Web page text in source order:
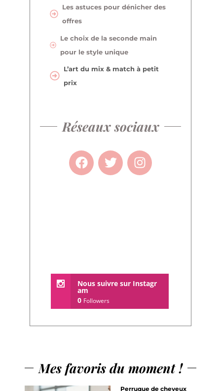
Les astuces pour dénicher des
offres
Le choix de la seconde main
pour le style unique
L’art du mix & match à petit
prix
Réseaux sociaux
Nous suivre sur Instagr
am
0 Followers
Mes favoris du moment !
Perruque de cheveux